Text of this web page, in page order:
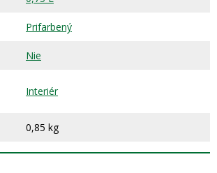
Prifarbený
Nie
Interiér
0,85 kg